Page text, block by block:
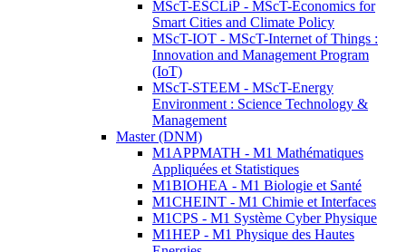
MScT-ESCLiP - MScT-Economics for
Smart Cities and Climate Policy
MScT-IOT - MScT-Internet of Things :
Innovation and Management Program
(IoT)
MScT-STEEM - MScT-Energy
Environment : Science Technology &
Management
Master (DNM)
M1APPMATH - M1 Mathématiques
Appliquées et Statistiques
M1BIOHEA - M1 Biologie et Santé
M1CHEINT - M1 Chimie et Interfaces
M1CPS - M1 Système Cyber Physique
M1HEP - M1 Physique des Hautes